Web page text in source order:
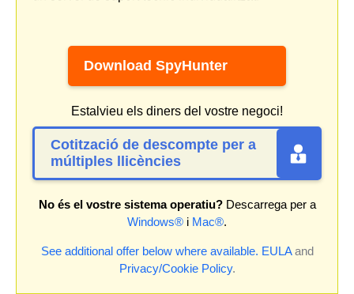
Download SpyHunter
Estalvieu els diners del vostre negoci!
Cotització de descompte per a
múltiples llicències
No és el vostre sistema operatiu?Descarrega per a
Windows® i Mac®.
See additional offer below where available. EULAand
Privacy/Cookie Policy.